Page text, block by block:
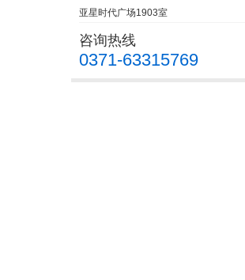
亚星时代广场1903室
咨询热线
0371-63315769